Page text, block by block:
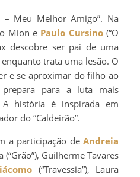
– Meu Melhor Amigo”. Na
Mion e Paulo Cursino(“O
descobre ser pai de uma
trata uma lesão. O
e se aproximar do filho ao
para a luta mais
história é inspirada em
do “Caldeirão”.
a participação de Andreia
(“Grão”), Guilherme Tavares
(“Travessia”), Laura